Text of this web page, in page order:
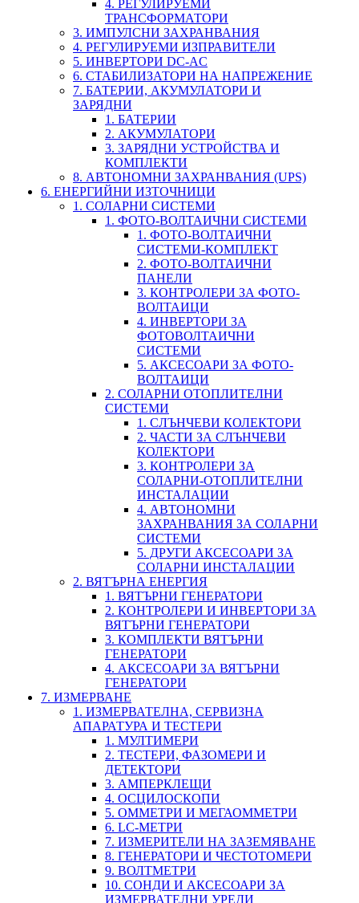
4. РЕГУЛИРУЕМИ
ТРАНСФОРМАТОРИ
3. ИМПУЛСНИ ЗАХРАНВАНИЯ
4. РЕГУЛИРУЕМИ ИЗПРАВИТЕЛИ
5. ИНВЕРТОРИ DC-AC
6. СТАБИЛИЗАТОРИ НА НАПРЕЖЕНИЕ
7. БАТЕРИИ, АКУМУЛАТОРИ И
ЗАРЯДНИ
1. БАТЕРИИ
2. АКУМУЛАТОРИ
3. ЗАРЯДНИ УСТРОЙСТВА И
КОМПЛЕКТИ
8. АВТОНОМНИ ЗАХРАНВАНИЯ (UPS)
6. ЕНЕРГИЙНИ ИЗТОЧНИЦИ
1. СОЛАРНИ СИСТЕМИ
1. ФОТО-ВОЛТАИЧНИ СИСТЕМИ
1. ФОТО-ВОЛТАИЧНИ
СИСТЕМИ-КОМПЛЕКТ
2. ФОТО-ВОЛТАИЧНИ
ПАНЕЛИ
3. КОНТРОЛЕРИ ЗА ФОТО-
ВОЛТАИЦИ
4. ИНВЕРТОРИ ЗА
ФОТОВОЛТАИЧНИ
СИСТЕМИ
5. АКСЕСОАРИ ЗА ФОТО-
ВОЛТАИЦИ
2. СОЛАРНИ ОТОПЛИТЕЛНИ
СИСТЕМИ
1. СЛЪНЧЕВИ КОЛЕКТОРИ
2. ЧАСТИ ЗА СЛЪНЧЕВИ
КОЛЕКТОРИ
3. КОНТРОЛЕРИ ЗА
СОЛАРНИ-ОТОПЛИТЕЛНИ
ИНСТАЛАЦИИ
4. АВТОНОМНИ
ЗАХРАНВАНИЯ ЗА СОЛАРНИ
СИСТЕМИ
5. ДРУГИ АКСЕСОАРИ ЗА
СОЛАРНИ ИНСТАЛАЦИИ
2. ВЯТЪРНА ЕНЕРГИЯ
1. ВЯТЪРНИ ГЕНЕРАТОРИ
2. КОНТРОЛЕРИ И ИНВЕРТОРИ ЗА
ВЯТЪРНИ ГЕНЕРАТОРИ
3. КОМПЛЕКТИ ВЯТЪРНИ
ГЕНЕРАТОРИ
4. АКСЕСОАРИ ЗА ВЯТЪРНИ
ГЕНЕРАТОРИ
7. ИЗМЕРВАНЕ
1. ИЗМЕРВАТЕЛНА, СЕРВИЗНА
АПАРАТУРА И ТЕСТЕРИ
1. МУЛТИМЕРИ
2. ТЕСТЕРИ, ФАЗОМЕРИ И
ДЕТЕКТОРИ
3. АМПЕРКЛЕЩИ
4. ОСЦИЛОСКОПИ
5. ОММЕТРИ И МЕГАОММЕТРИ
6. LC-МЕТРИ
7. ИЗМЕРИТЕЛИ НА ЗАЗЕМЯВАНЕ
8. ГЕНЕРАТОРИ И ЧЕСТОТОМЕРИ
9. ВОЛТМЕТРИ
10. СОНДИ И АКСЕСОАРИ ЗА
ИЗМЕРВАТЕЛНИ УРЕДИ